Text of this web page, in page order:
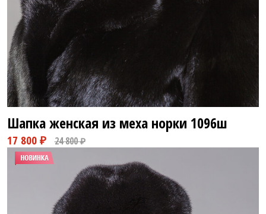
Шапка женская из меха норки 1096ш